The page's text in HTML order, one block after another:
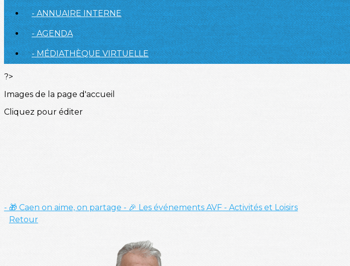
- ANNUAIRE INTERNE
- AGENDA
- MÉDIATHÈQUE VIRTUELLE
?>
Images de la page d'accueil
Cliquez pour éditer
- 🎁 Caen on aime, on partage - 🎉 Les événements AVF - Activités et Loisirs
Retour